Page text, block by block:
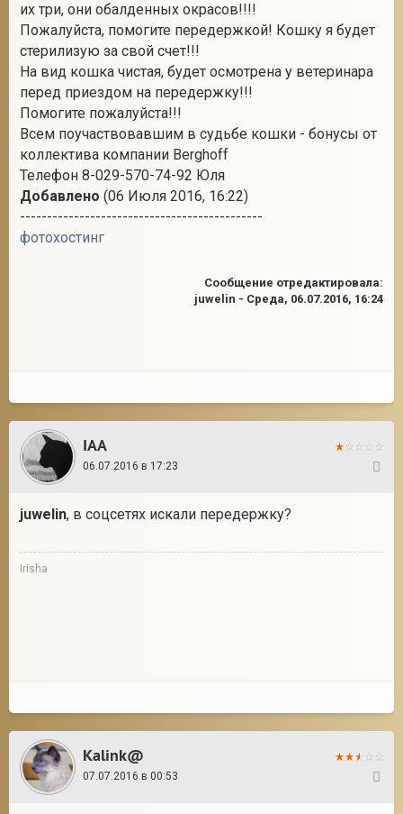
их три, они обалденных окрасов!!!!
Пожалуйста, помогите передержкой! Кошку я будет
стерилизую за свой счет!!!
На вид кошка чистая, будет осмотрена у ветеринара
перед приездом на передержку!!!
Помогите пожалуйста!!!
Всем поучаствовавшим в судьбе кошки - бонусы от
коллектива компании Berghoff
Телефон 8-029-570-74-92 Юля
Добавлено (06 Июля 2016, 16:22)
---------------------------------------------
фотохостинг
Сообщение отредактировала:
juwelin - Среда, 06.07.2016, 16:24
IAA
06.07.2016 в 17:23
juwelin, в соцсетях искали передержку?
Irisha
Kalink@
07.07.2016 в 00:53